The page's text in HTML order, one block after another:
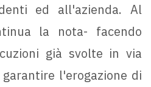
ed all'azienda. Al
la nota- facendo
già svolte in via
l'erogazione di